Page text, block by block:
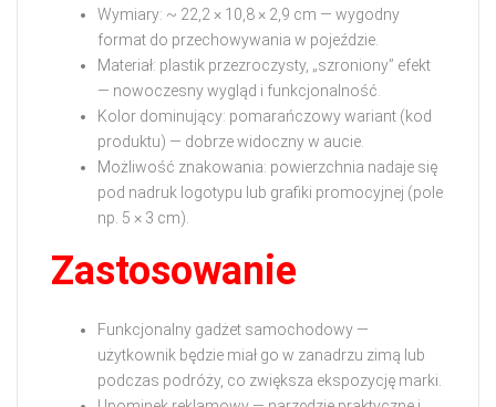
Wymiary: ~ 22,2 × 10,8 × 2,9 cm — wygodny
format do przechowywania w pojeździe.
Materiał: plastik przezroczysty, „szroniony” efekt
— nowoczesny wygląd i funkcjonalność.
Kolor dominujący: pomarańczowy wariant (kod
produktu) — dobrze widoczny w aucie.
Możliwość znakowania: powierzchnia nadaje się
pod nadruk logotypu lub grafiki promocyjnej (pole
np. 5 × 3 cm).
Zastosowanie
Funkcjonalny gadżet samochodowy —
użytkownik będzie miał go w zanadrzu zimą lub
podczas podróży, co zwiększa ekspozycję marki.